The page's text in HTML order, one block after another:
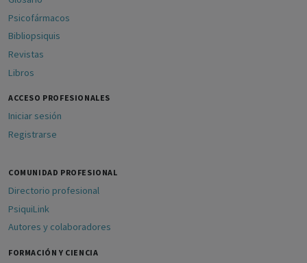
Psicofármacos
Bibliopsiquis
Revistas
Libros
ACCESO PROFESIONALES
Iniciar sesión
Registrarse
COMUNIDAD PROFESIONAL
Directorio profesional
PsiquiLink
Autores y colaboradores
FORMACIÓN Y CIENCIA